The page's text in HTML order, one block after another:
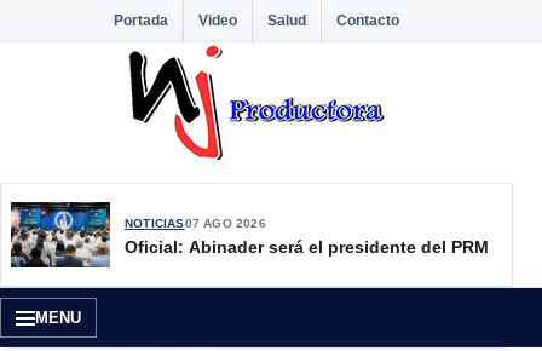
Portada Video Salud Contacto
NOTICIAS07 AGO 2026
Oficial: Abinader será el presidente del PRM
MENU